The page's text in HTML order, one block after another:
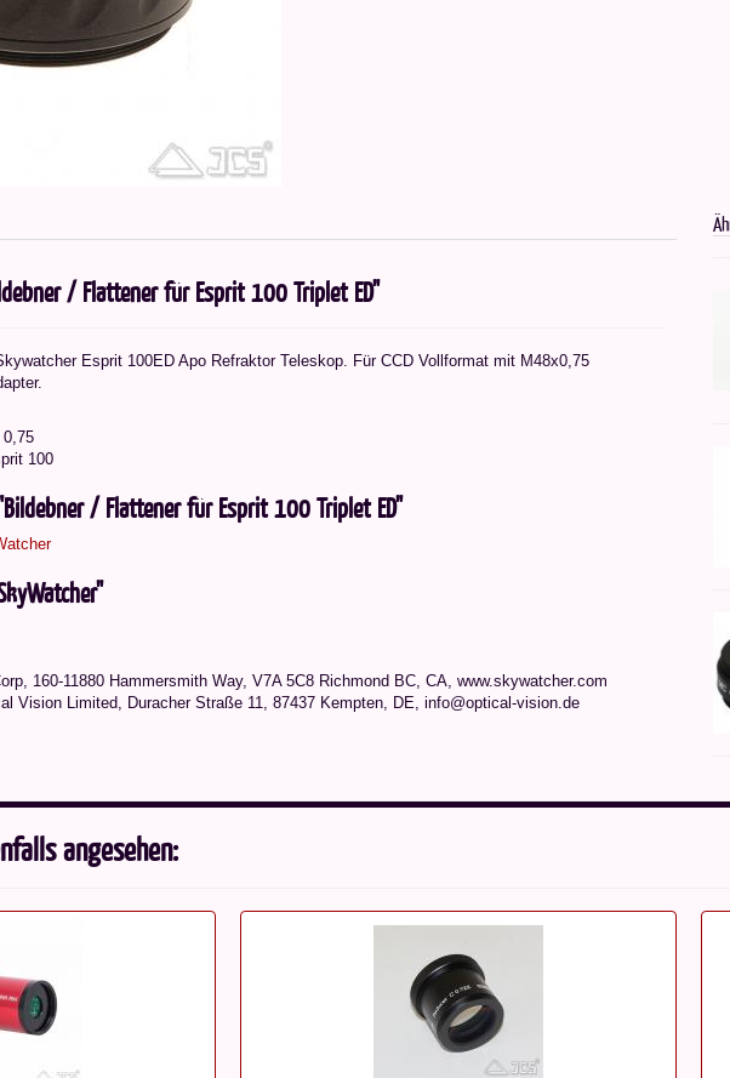
/ Flattener für Esprit 100 Triplet ED"
Esprit 100ED Apo Refraktor Teleskop. Für CCD Vollformat mit M48x0,75
0,75
100
/ Flattener für Esprit 100 Triplet ED"
160-11880 Hammersmith Way, V7A 5C8 Richmond BC, CA, www.skywatcher.com
Vision Limited, Duracher Straße 11, 87437 Kempten, DE, info@optical-vision.de
angesehen: